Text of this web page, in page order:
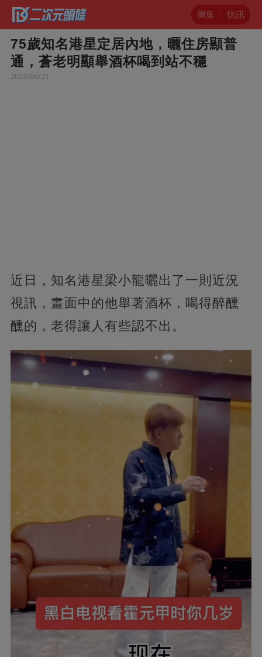
圖集 快訊
75歲知名港星定居內地，曬住房顯普
通，蒼老明顯舉酒杯喝到站不穩
2023/06/21
近日，知名港星梁小龍曬出了一則近況
視訊，畫面中的他舉著酒杯，喝得醉醺
醺的，老得讓人有些認不出。